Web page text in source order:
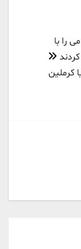
را با
کرملین